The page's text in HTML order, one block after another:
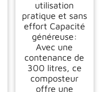
utilisation
pratique et sans
effort Capacité
généreuse:
Avec une
contenance de
300 litres, ce
composteur
offre une